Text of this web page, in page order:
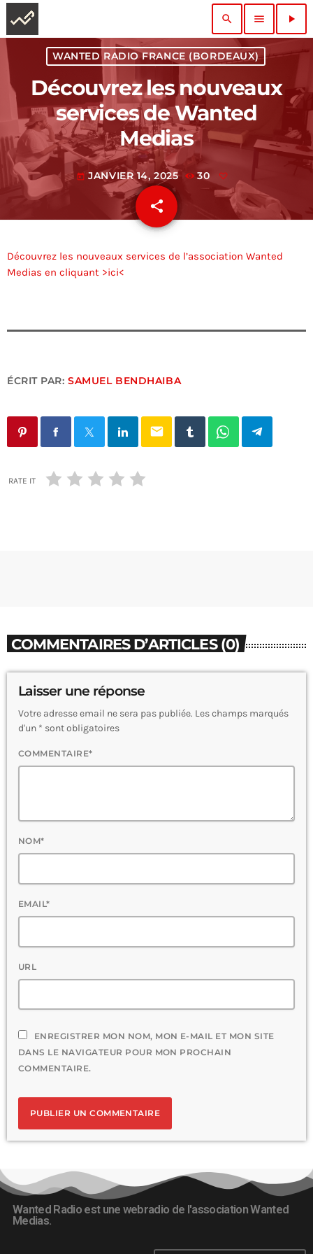
search menu play_arrow
WANTED RADIO FRANCE (BORDEAUX)
Découvrez les nouveaux
services de Wanted
Medias
today JANVIER 14, 2025 30
share
email
Découvrez les nouveaux services de l’association Wanted
Medias en cliquant >ici<
ÉCRIT PAR:SAMUEL BENDHAIBA
email
RATE IT
COMMENTAIRES D’ARTICLES (0)
Laisser une réponse
Votre adresse email ne sera pas publiée. Les champs marqués
d'un * sont obligatoires
COMMENTAIRE*
NOM*
EMAIL*
URL
ENREGISTRER MON NOM, MON E-MAIL ET MON SITE
DANS LE NAVIGATEUR POUR MON PROCHAIN
COMMENTAIRE.
Wanted Radio est une webradio de l'association Wanted
Medias.